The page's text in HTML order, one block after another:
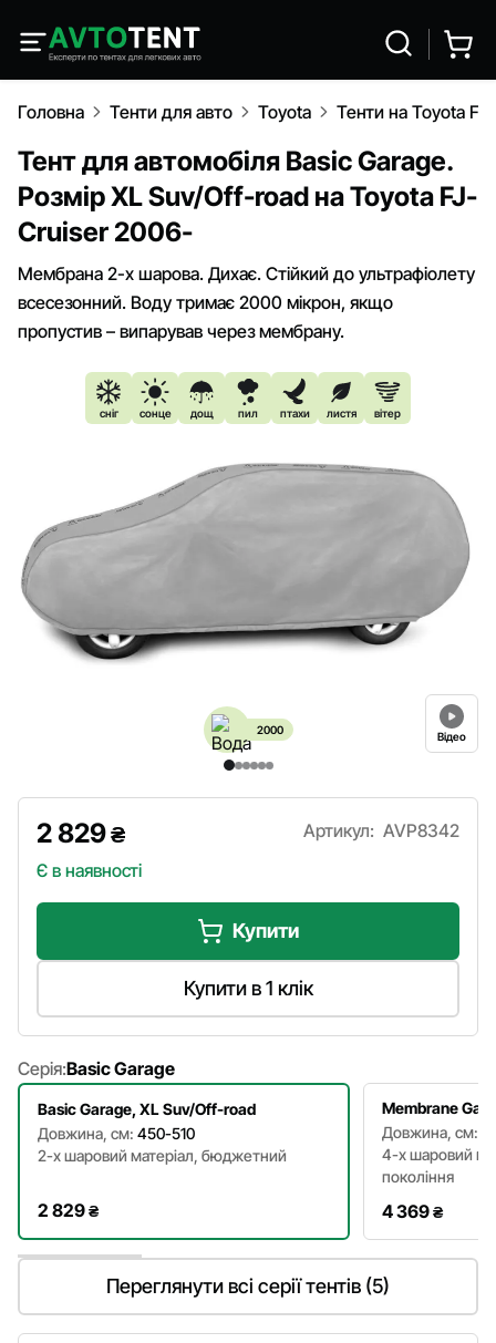
Головна Тенти для авто Toyota Тенти на Toyota
Тент для автомобіля Basic Garage.
Розмір XL Suv/Off-road на Toyota FJ-
Cruiser 2006-
Мембрана 2-х шарова. Дихає. Стійкий до ультрафіолету
всесезонний. Воду тримає 2000 мікрон, якщо
пропустив – випарував через мембрану.
сніг сонце дощ пил птахи листя вітер
2000 Відео
2 829₴
Є в наявності
Артикул: AVP8342
Купити
Купити в 1 клік
Серія:Basic Garage
Basic Garage, XL Suv/Off-road
Довжина, см: 450-510
2-х шаровий матеріал, бюджетний
2 829₴
Membrane
Довжина, см:
4-х шаровий
покоління
4 369₴
Переглянути всі серії тентів (5)